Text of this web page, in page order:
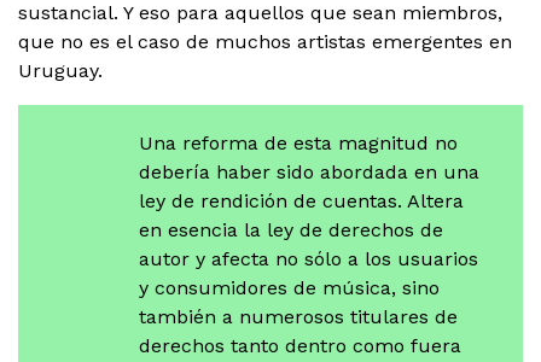
sustancial. Y eso para aquellos que sean miembros,
que no es el caso de muchos artistas emergentes en
Uruguay.
Una reforma de esta magnitud no
debería haber sido abordada en una
ley de rendición de cuentas. Altera
en esencia la ley de derechos de
autor y afecta no sólo a los usuarios
y consumidores de música, sino
también a numerosos titulares de
derechos tanto dentro como fuera